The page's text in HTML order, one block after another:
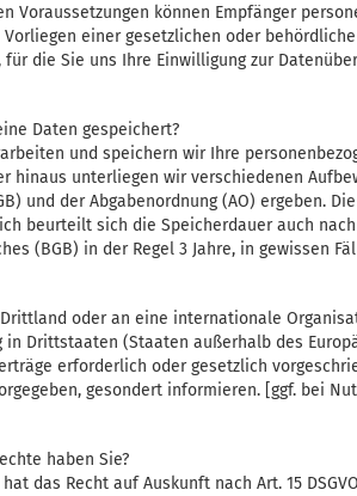
Voraussetzungen können Empfänger
einer gesetzlichen oder
die Sie uns Ihre Einwilligung zur
Daten gespeichert?
und speichern wir Ihre
hinaus unterliegen wir verschiedenen
und der Abgabenordnung (AO) ergeben.
beurteilt sich die Speicherdauer auch
(BGB) in der Regel 3 Jahre, in gewissen
oder an eine internationale
in Drittstaaten (Staaten außerhalb des
erforderlich oder gesetzlich
gesondert informieren. [ggf. bei
haben Sie?
das Recht auf Auskunft nach Art. 15